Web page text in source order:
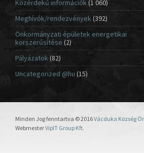
Közérdekű információk(1 060)
Meghívók/rendezvények(392)
Önkormányzati épületek energetikai
korszerűsítése (2)
Pályázatok(82)
Uncategorized @hu (15)
Minden Jog fenntartva © 2016Vácduka Község
WebmesterVipIT Group Kft.